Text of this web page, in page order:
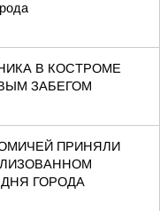
В КОСТРОМЕ
ЗАБЕГОМ
ПРИНЯЛИ
ГОРОДА